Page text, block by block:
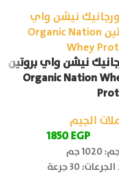
نيشن واي بروتين
| Organic Nation
الجيم
1850EGP
جم
30 جرعة